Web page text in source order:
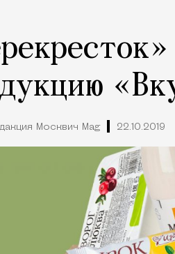
Москвич Mag 22.10.2019